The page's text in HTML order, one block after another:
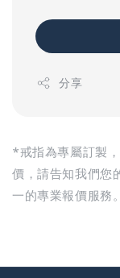
分享
*戒指為專屬訂製
價，請告知我們您
一的專業報價服務。